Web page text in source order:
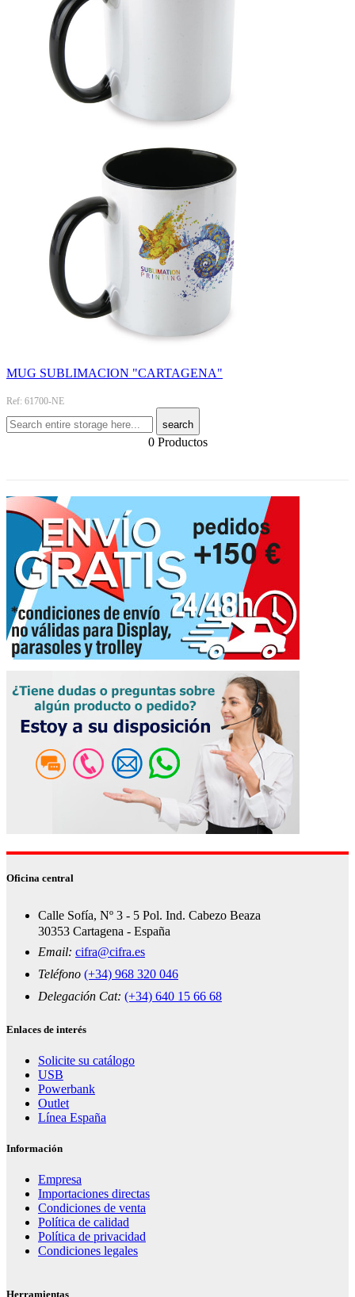
MUG SUBLIMACION "CARTAGENA"
Ref: 61700-NE
search
0 Productos
Oficina central
Calle Sofía, Nº 3 - 5 Pol. Ind. Cabezo Beaza
30353 Cartagena - España
Email: cifra@cifra.es
Teléfono (+34) 968 320 046
Delegación Cat: (+34) 640 15 66 68
Enlaces de interés
Solicite su catálogo
USB
Powerbank
Outlet
Línea España
Información
Empresa
Importaciones directas
Condiciones de venta
Política de calidad
Política de privacidad
Condiciones legales
Herramientas